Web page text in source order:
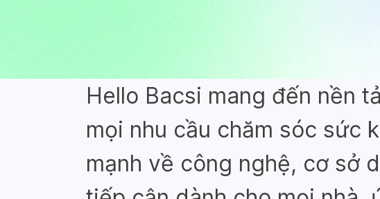
Hello Bacsi mang đến nền
mọi nhu cầu chăm sóc sức
mạnh về công nghệ, cơ sở